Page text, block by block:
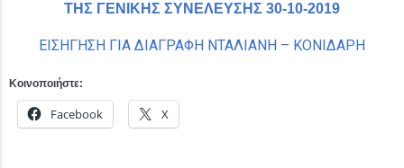
ΤΗΣ ΓΕΝΙΚΗΣ ΣΥΝΕΛΕΥΣΗΣ 30-10-2019
ΕΙΣΗΓΗΣΗ ΓΙΑ ΔΙΑΓΡΑΦΗ ΝΤΑΛΙΑΝΗ – ΚΟΝΙΔΑΡΗ
Κοινοποιήστε:
Facebook X